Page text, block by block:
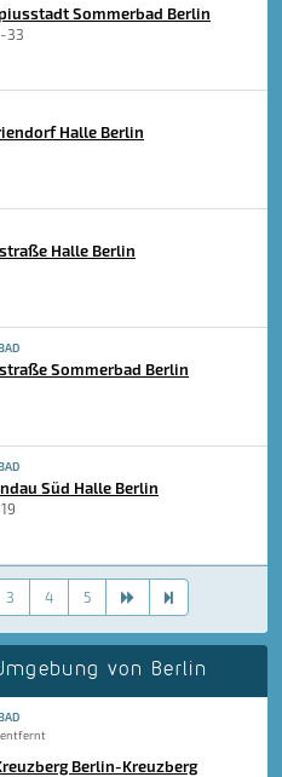
Sommerbad Berlin
33
Halle Berlin
Halle Berlin
Sommerbad Berlin
Süd Halle Berlin
3 4 5
von Berlin
entfernt
Berlin-Kreuzberg